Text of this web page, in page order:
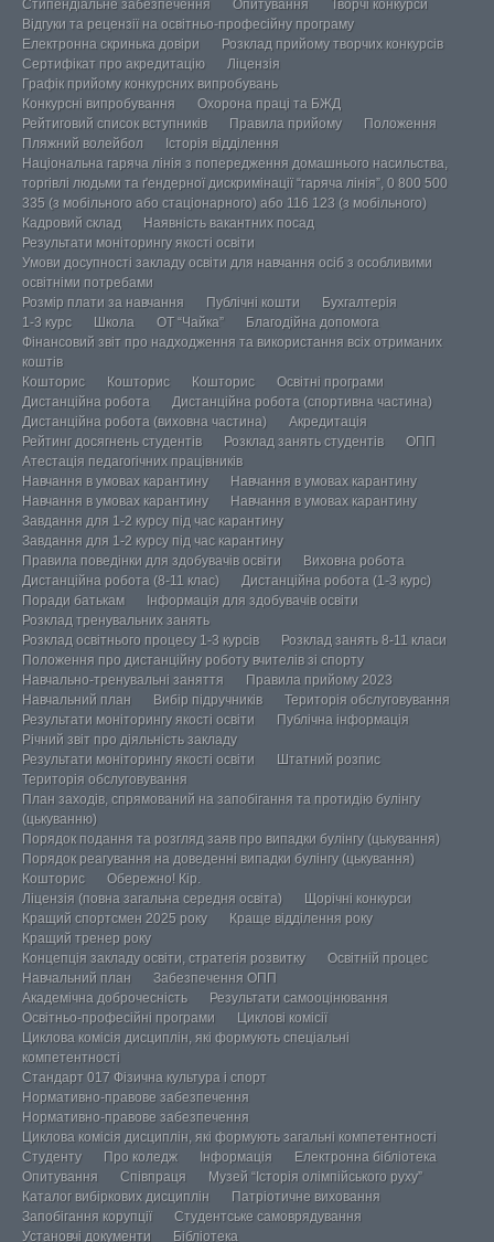
Стипендіальне забезпечення
Опитування
Творчі конкурси
Відгуки та рецензії на освітньо-професійну програму
Електронна скринька довіри
Розклад прийому творчих конкурсів
Сертифікат про акредитацію
Ліцензія
Графік прийому конкурсних випробувань
Конкурсні випробування
Охорона праці та БЖД
Рейтиговий список вступників
Правила прийому
Положення
Пляжний волейбол
Історія відділення
Національна гаряча лінія з попередження домашнього насильства,
торгівлі людьми та ґендерної дискримінації “гаряча лінія”, 0 800 500
335 (з мобільного або стаціонарного) або 116 123 (з мобільного)
Кадровий склад
Наявність вакантних посад
Результати моніторингу якості освіти
Умови досупності закладу освіти для навчання осіб з особливими
освітніми потребами
Розмір плати за навчання
Публічні кошти
Бухгалтерія
1-3 курс
Школа ОТ “Чайка”
Благодійна допомога
Фінансовий звіт про надходження та використання всіх отриманих
коштів
Кошторис
Кошторис Кошторис
Освітні програми
Дистанційна робота
Дистанційна робота (спортивна частина)
Дистанційна робота (виховна частина)
Акредитація
Рейтинг досягнень студентів
Розклад занять студентів
ОПП
Атестація педагогічних працівників
Навчання в умовах карантину
Навчання в умовах карантину
Навчання в умовах карантину
Навчання в умовах карантину
Завдання для 1-2 курсу під час карантину
Завдання для 1-2 курсу під час карантину
Правила поведінки для здобувачів освіти
Виховна робота
Дистанційна робота (8-11 клас)
Дистанційна робота (1-3 курс)
Поради батькам
Інформація для здобувачів освіти
Розклад тренувальних занять
Розклад освітнього процесу 1-3 курсів
Розклад занять 8-11 класи
Положення про дистанційну роботу вчителів зі спорту
Навчально-тренувальні заняття
Правила прийому 2023
Навчальний план
Вибір підручників
Територія обслуговування
Результати моніторингу якості освіти
Публічна інформація
Річний звіт про діяльність закладу
Результати моніторингу якості освіти
Штатний розпис
Територія обслуговування
План заходів, спрямований на запобігання та протидію булінгу
(цькуванню)
Порядок подання та розгляд заяв про випадки булінгу (цькування)
Порядок реагування на доведенні випадки булінгу (цькування)
Кошторис
Обережно! Кір.
Ліцензія (повна загальна середня освіта)
Щорічні конкурси
Кращий спортсмен 2025 року
Краще відділення року
Кращий тренер року
Концепція закладу освіти, стратегія розвитку
Освітній процес
Навчальний план
Забезпечення ОПП
Академічна доброчесність
Результати самооцінювання
Освітньо-професійні програми
Циклові комісії
Циклова комісія дисциплін, які формують спеціальні
компетентності
Стандарт 017 Фізична культура і спорт
Нормативно-правове забезпечення
Нормативно-правове забезпечення
Циклова комісія дисциплін, які формують загальні компетентності
Студенту
Про коледж Інформація
Електронна бібліотека
Опитування
Співпраця
Музей “Історія олімпійського руху”
Каталог вибіркових дисциплін
Патріотичне виховання
Запобігання корупції
Студентське самоврядування
Установчі документи
Бібліотека